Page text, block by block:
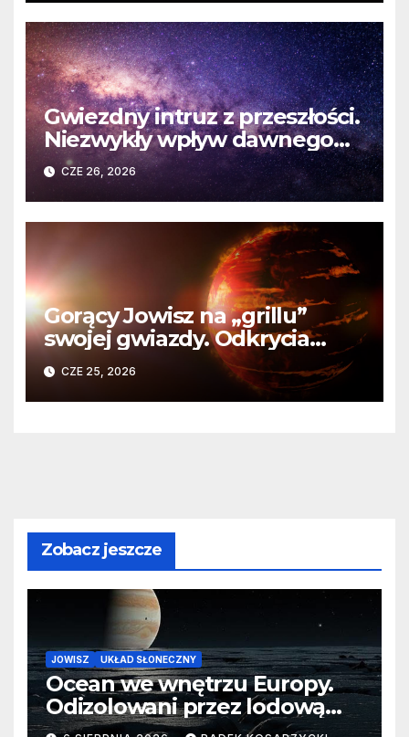
Gwiezdny intruz z przeszłości.
Niezwykły wpływ dawnego
spotkania na komety Układu
Słonecznego
CZE 26, 2026
Gorący Jowisz na „grillu”
swojej gwiazdy. Odkrycia
Teleskopu Webba o HD
80606 b
CZE 25, 2026
Zobacz jeszcze
JOWISZ UKŁAD SŁONECZNY
Ocean we wnętrzu Europy.
Odizolowani przez lodową
barierę